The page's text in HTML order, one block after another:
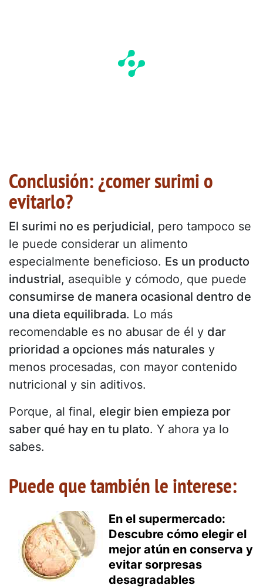
Conclusión: ¿comer surimi o
evitarlo?
El surimi no es perjudicial, pero tampoco se
le puede considerar un alimento
especialmente beneficioso. Es un producto
industrial, asequible y cómodo, que puede
consumirse de manera ocasional dentro de
una dieta equilibrada. Lo más
recomendable es no abusar de él y dar
prioridad a opciones más naturales y
menos procesadas, con mayor contenido
nutricional y sin aditivos.
Porque, al final, elegir bien empieza por
saber qué hay en tu plato. Y ahora ya lo
sabes.
Puede que también le interese:
En el supermercado:
Descubre cómo elegir el
mejor atún en conserva y
evitar sorpresas
desagradables